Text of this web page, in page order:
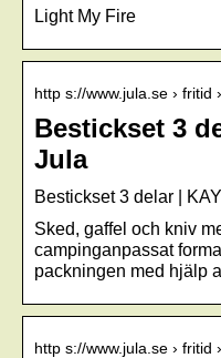
Light My Fire
http s://www.jula.se › fritid
Bestickset 3
Jula
Bestickset 3 delar |
Sked, gaffel och kniv
campinganpassat
packningen med hjälp
http s://www.jula.se › fritid